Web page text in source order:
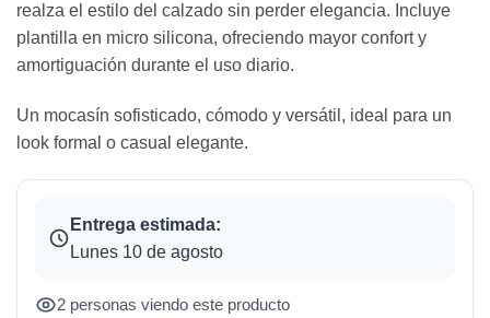
realza el estilo del calzado sin perder elegancia. Incluye
plantilla en micro silicona, ofreciendo mayor confort y
amortiguación durante el uso diario.
Un mocasín sofisticado, cómodo y versátil, ideal para un
look formal o casual elegante.
Entrega estimada:
Lunes 10 de agosto
2 personas viendo este producto